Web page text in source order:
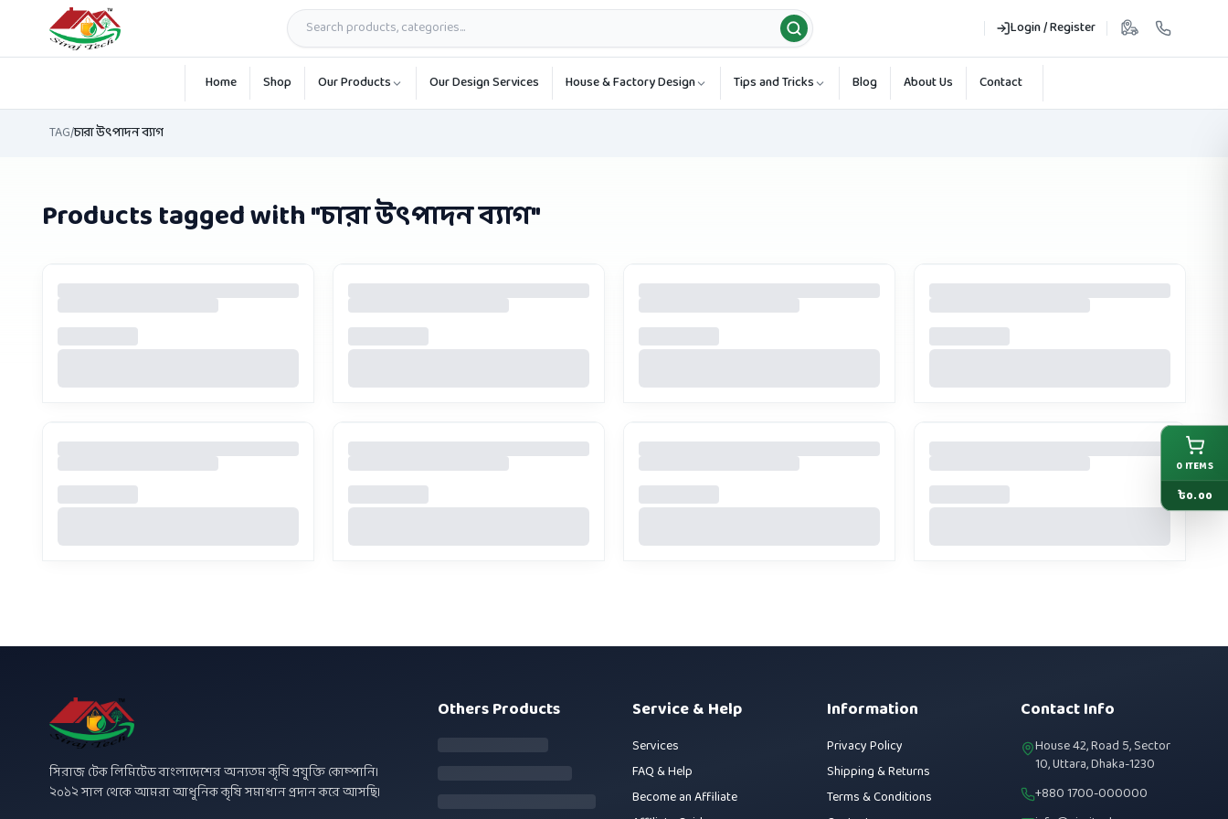
Login / Register
Skip to main content
Home Shop Our Products Our Design Services House & Factory Design Tips and Tricks Blog About Us Contact
TAG/চারা উৎপাদন ব্যাগ
Products tagged with "চারা উৎপাদন ব্যাগ"
সিরাজ টেক লিমিটেড বাংলাদেশের অন্যতম কৃষি প্রযুক্তি কোম্পানি।
২০১২ সাল থেকে আমরা আধুনিক কৃষি সমাধান প্রদান করে আসছি।
Others Products Service & Help
Services
FAQ & Help
Become an Affiliate
Information
Privacy Policy
Shipping & Returns
Terms & Conditions
Contact Info
House 42, Road 5, Sector
10, Uttara, Dhaka-1230
+880 1700-000000
0 ITEMS
৳0.00